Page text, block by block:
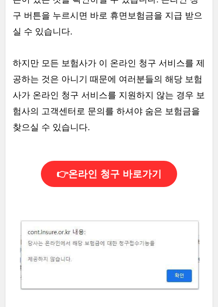
구 버튼을 누르시면 바로 휴면보험금을 지급 받으
실 수 있습니다.
하지만 모든 보험사가 이 온라인 청구 서비스를 제
공하는 것은 아니기 때문에 여러분들의 해당 보험
사가 온라인 청구 서비스를 지원하지 않는 경우 보
험사의 고객센터로 문의를 하셔야 숨은 보험금을
찾으실 수 있습니다.
👉온라인 청구 바로가기